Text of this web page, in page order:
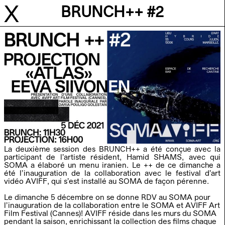
R C E
R
ARTISTES RÉSIDENT.E.S
ÉVÈNEMENTS
ÉVÈNEMENTS SOMA 2021-2022
DURING THE WAR
28 JUILL - 9 AOÛT
CAR CRASH ACCIDENT
6 - 23 JUILL
QUINTRON & MISS PUSSYCAT
18 JUILL
DURING THE WAR
25 JUILL - 10 AOÛT
X BRUNCH++ #2
La deuxième session des BRUNCH++ a été conçue avec la
participant de l’artiste résident, Hamid SHAMS, avec qui
SOMA a élaboré un menu iranien. Le ++ de ce dimanche a
été l’inauguration de la collaboration avec le festival d’art
vidéo AVIFF, qui s’est installé au SOMA de façon pérenne.
Le dimanche 5 décembre on se donne RDV au SOMA pour
l’inauguration de la collaboration entre le SOMA et AVIFF Art
Film Festival (Cannes)! AVIFF réside dans les murs du SOMA
pendant la saison, enrichissant la collection des films chaque